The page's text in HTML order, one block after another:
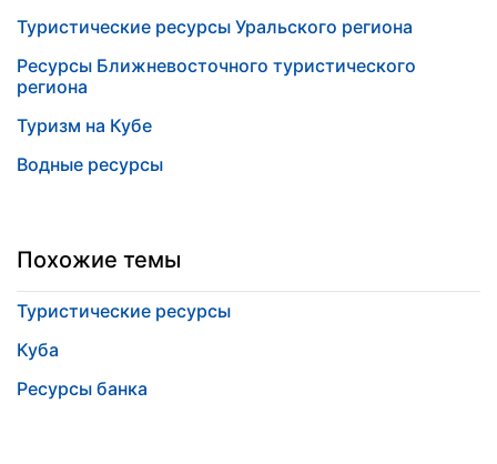
Туристические ресурсы Уральского региона
Ресурсы Ближневосточного туристического
региона
Туризм на Кубе
Водные ресурсы
Похожие темы
Туристические ресурсы
Куба
Ресурсы банка